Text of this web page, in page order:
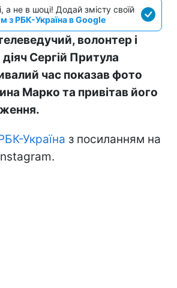
а не в шоці! Додай змісту своїй
з РБК-Україна в Google
волонтер і
Сергій Притула
час показав фото
Марко та привітав його
Україна з посиланням на